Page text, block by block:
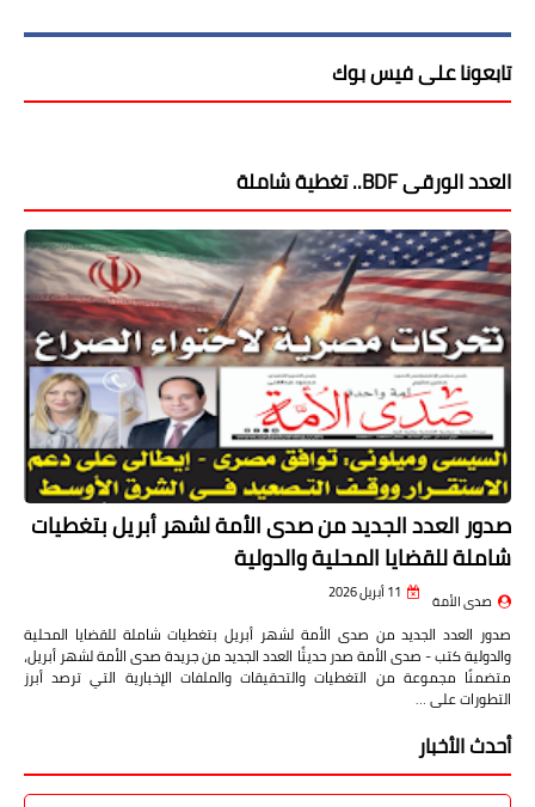
تابعونا على فيس بوك
العدد الورقى BDF.. تغطية شاملة
صدور العدد الجديد من صدى الأمة لشهر أبريل بتغطيات
شاملة للقضايا المحلية والدولية
صدى الأمة 11 أبريل 2026
صدور العدد الجديد من صدى الأمة لشهر أبريل بتغطيات شاملة للقضايا المحلية
والدولية كتب - صدى الأمة صدر حديثًا العدد الجديد من جريدة صدى الأمة لشهر أبريل،
متضمنًا مجموعة من التغطيات والتحقيقات والملفات الإخبارية التي ترصد أبرز
التطورات على …
أحدث الأخبار